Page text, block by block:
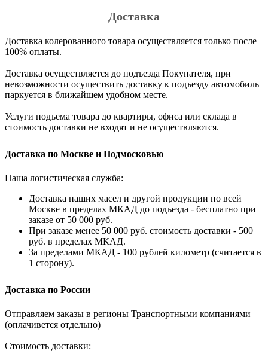
Доставка
Доставка колерованного товара осуществляется только после
100% оплаты.
Доставка осуществляется до подъезда Покупателя, при
невозможности осуществить доставку к подъезду автомобиль
паркуется в ближайшем удобном месте.
Услуги подъема товара до квартиры, офиса или склада в
стоимость доставки не входят и не осуществляются.
Доставка по Москве и Подмосковью
Наша логистическая служба:
Доставка наших масел и другой продукции по всей
Москве в пределах МКАД до подъезда - бесплатно при
заказе от 50 000 руб.
При заказе менее 50 000 руб. стоимость доставки - 500
руб. в пределах МКАД.
За пределами МКАД - 100 рублей километр (считается в
1 сторону).
Доставка по России
Отправляем заказы в регионы Транспортными компаниями
(оплачивется отдельно)
Стоимость доставки: